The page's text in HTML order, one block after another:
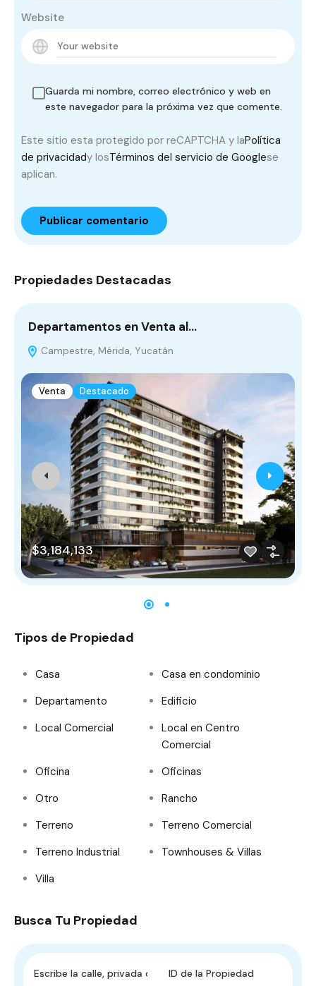
Website
Guarda mi nombre, correo electrónico y web en
este navegador para la próxima vez que comente.
Este sitio esta protegido por reCAPTCHA y laPolítica
de privacidady losTérminos del servicio de Googlese
aplican.
Propiedades Destacadas
Departamentos en Venta al…
Campestre, Mérida, Yucatán
Venta Destacado
$3,184,133
Tipos de Propiedad
Casa
Casa en condominio
Departamento
Edificio
Local Comercial
Local en Centro
Comercial
Oficina
Oficinas
Otro
Rancho
Terreno
Terreno Comercial
Terreno Industrial
Townhouses & Villas
Villa
Busca Tu Propiedad